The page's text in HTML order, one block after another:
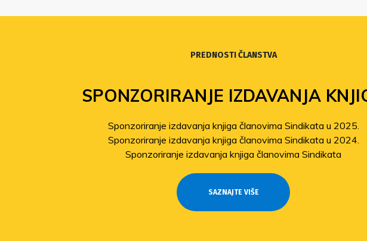
PREDNOSTI ČLANSTVA
SPONZORIRANJE IZDAVANJA
Sponzoriranje izdavanja knjiga članovima Sindikata u 2025.
Sponzoriranje izdavanja knjiga članovima Sindikata u 2024.
Sponzoriranje izdavanja knjiga članovima Sindikata
SAZNAJTE VIŠE